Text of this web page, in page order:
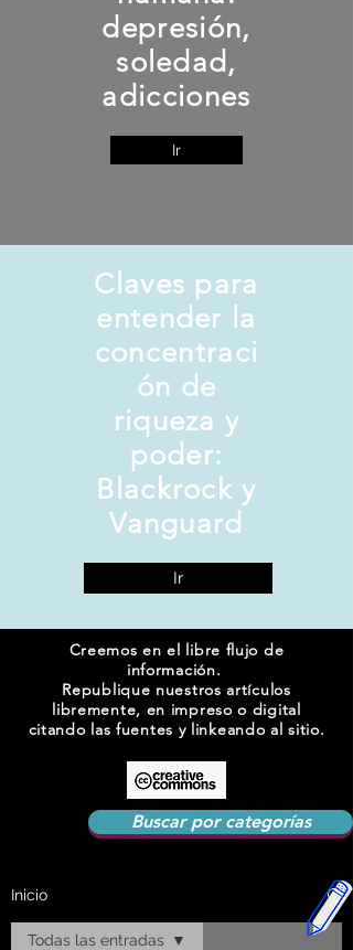
depresión,
soledad,
adicciones
Ir
Claves para
entender la
concentraci
ón de
riqueza y
poder:
Blackrock y
Vanguard
Ir
Creemos en el libre flujo de
información.
Republique nuestros artículos
libremente, en impreso o digital
citando las fuentes y linkeando al sitio.
Buscar por categorías
Inicio
Todas las entradas